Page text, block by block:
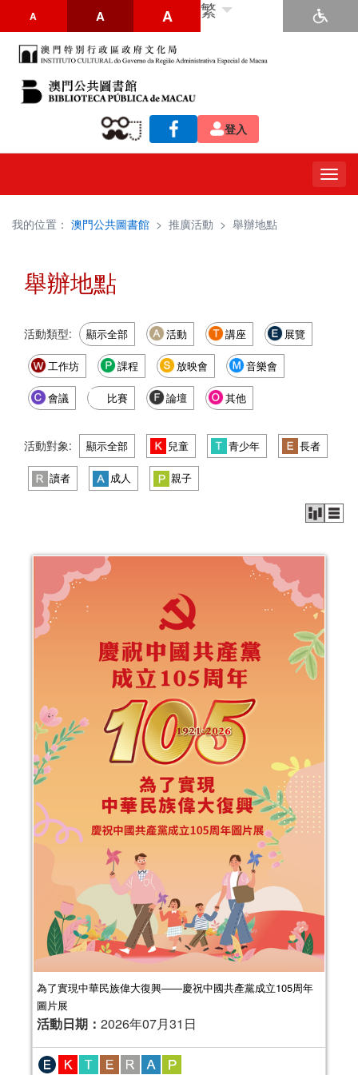
A A A 繁
登入
我的位置： 澳門公共圖書館 > 推廣活動 > 舉辦地點
舉辦地點
活動類型: 顯示全部 活動 講座 展覽
工作坊 課程 放映會 音樂會
會議 比賽 論壇 其他
活動對象: 顯示全部 兒童 青少年 長者
讀者 成人 親子
為了實現中華民族偉大復興——慶祝中國共產黨成立105周年
圖片展
活動日期： 2026年07月31日